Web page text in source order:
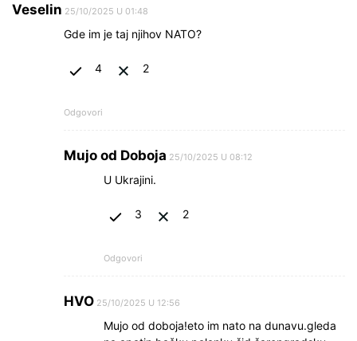
Veselin 25/10/2025 U 01:48
Gde im je taj njihov NATO?
4 2
Odgovori
Mujo od Doboja 25/10/2025 U 08:12
U Ukrajini.
3 2
Odgovori
HVO 25/10/2025 U 12:56
Mujo od doboja!eto im nato na dunavu.gleda